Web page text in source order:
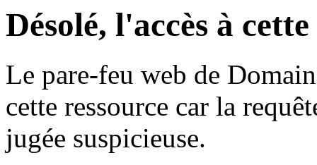
Désolé, l'accès à
Le pare-feu web de
cette ressource car la
jugée suspicieuse.